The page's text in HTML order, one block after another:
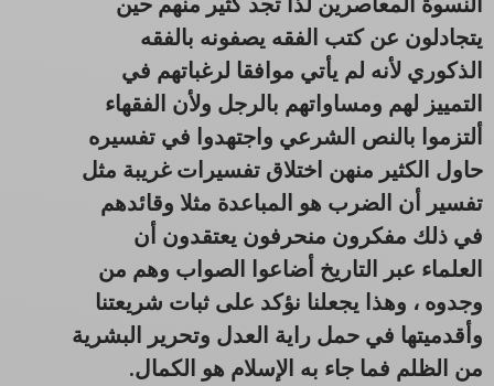
يتجادلون عن كتب الفقه يصفونه بالفقه
الذكوري لأنه لم يأتي موافقا لرغباتهم في
التمييز لهم ومساواتهم بالرجل ولأن الفقهاء
ألتزموا بالنص الشرعي واجتهدوا في تفسيره
حاول الكثير منهن اختلاق تفسيرات غريبة مثل
تفسير أن الضرب هو المباعدة مثلا وقائدهم
في ذلك مفكرون منحرفون يعتقدون أن
العلماء عبر التاريخ أضاعوا الصواب وهم من
وجدوه ، وهذا يجعلنا نؤكد على ثبات شريعتنا
وأقدميتها في حمل راية العدل وتحرير البشرية
من الظلم فما جاء به الإسلام هو الكمال.